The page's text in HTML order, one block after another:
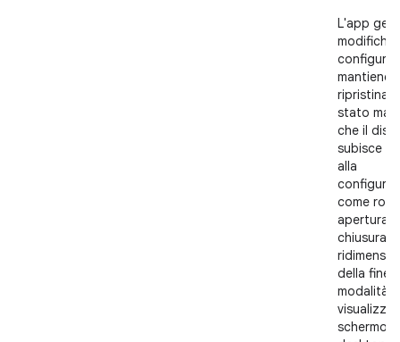
L'app
modifiche
mantiene
ripristina
stato man
che il
subisce
alla
come
apertura e
chiusura e
della
modalità
schermo